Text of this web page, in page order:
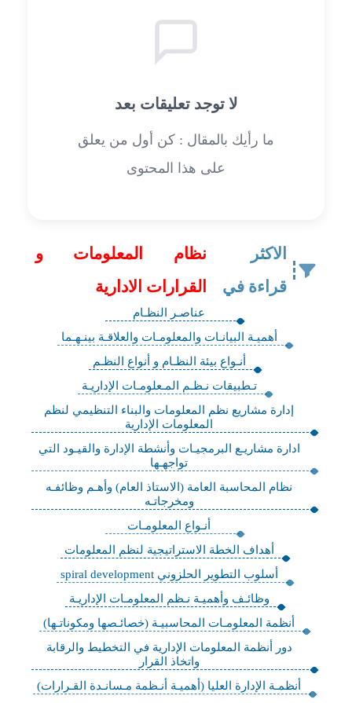
لا توجد تعليقات بعد
ما رأيك بالمقال : كن أول من يعلق
على هذا المحتوى
الاكثر
قراءة في
نظام المعلومات و
القرارات الادارية
عناصـر النظـام
أهميـة البيانـات والمعلومـات والعلاقـة بينـهـما
أنـواع بيئة النظـام و أنواع النظـم
تـطبيقات نـظـم المـعلومـات الإداريـة
إدارة مشاريع نظم المعلومات والبناء التنظيمي لنظم
المعلومات الإدارية
ادارة مشاريـع البرمجيـات وأنشطة الإدارة والقيـود التي
تواجهـها
نظام المحاسبة العامة (الاستاذ العام) وأهـم وظائفـه
ومخرجاتـه
أنـواع المعلومـات
أهداف الخطة الاستراتيجية لنظم المعلومات
أسلوب التطوير الحلزوني spiral development
وظائـف وأهميـة نـظم المعلومـات الإداريـة
أنظمة المعلومـات المحاسبيـة (خصائـصها ومكوناتـها)
دور أنظمة المعلومات الإدارية في التخطيط والرقابة
واتخاذ القرار
أنظمـة الإدارة العليا (أهميـة أنـظمة مـسانـدة القـرارات)